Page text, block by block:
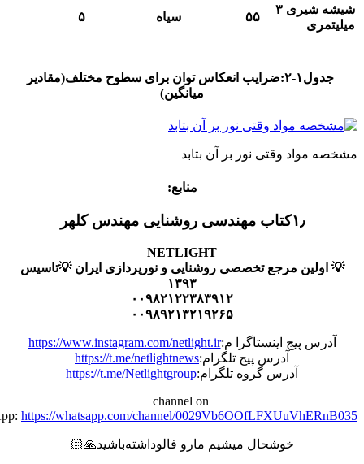
شیشه شیری ۳
۵۵
جدول۱-۲:ضرایب انعکاس توان برای سطوح مختلف(مقادیر
میانگین)
وقتی نور بر آن بتابد
NETLIGHT
مرجع تخصصی روشنایی و نورپردازی ایران 💡تاسیس
۰۰۹۸۲۱۲۲۳۸۳۹۱۲
۰۰۹۸۹۲۱۳۲۱۹۲۶۵
پیج اینستاگرا م:https://www.instagram.com/netlight.ir
آدرس پیج تلگرام: https://t.me/netlightnews
آدرس گروه تلگرام: https://t.me/Netlightgroup
channel on
WhatsApp:https://whatsapp.com/channel/
خوشحال میشیم مارو فالو‌داشته‌باشید🙏🏻